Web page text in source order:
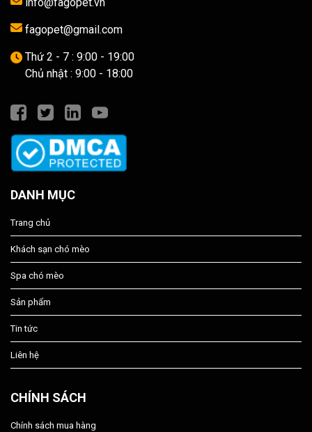
fagopet@gmail.com
Thứ 2 - 7 : 9:00 - 19:00
Chủ nhật : 9:00 - 18:00
DANH MỤC
Trang chủ
Khách sạn chó mèo
Spa chó mèo
Sản phẩm
Tin tức
Liên hệ
CHÍNH SÁCH
Chính sách mua hàng